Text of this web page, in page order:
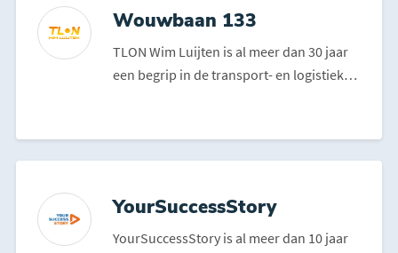
Wouwbaan 133
TLON Wim Luijten is al meer dan 30 jaar
een begrip in de transport- en logistieke
YourSuccessStory
YourSuccessStory is al meer dan 10 jaar